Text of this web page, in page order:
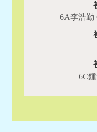
6A李浩勤
6C